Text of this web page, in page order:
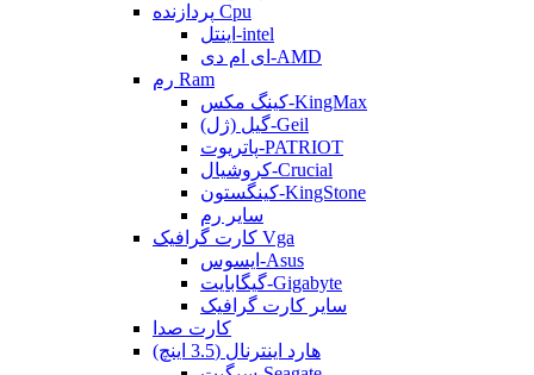
پردازنده Cpu
اینتل-intel
ای ام دی-AMD
رم Ram
کینگ مکس-KingMax
گیل (ژل)-Geil
پاتریوت-PATRIOT
کروشیال-Crucial
کینگستون-KingStone
سایر رم
کارت گرافیک Vga
ایسوس-Asus
گیگابایت-Gigabyte
سایر کارت گرافیک
کارت صدا
هارد اینترنال (3.5 اینچ)